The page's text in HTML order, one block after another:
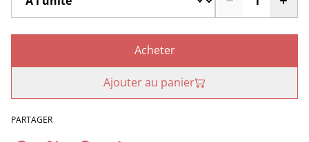
Acheter
Ajouter au panier
PARTAGER